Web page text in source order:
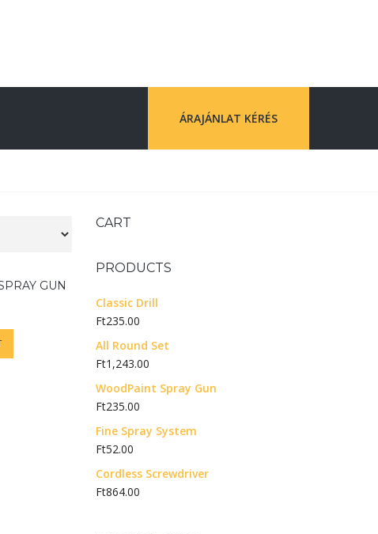
ÁRAJÁNLAT KÉRÉS
GUN
CART
PRODUCTS
Classic Drill
Ft235.00
All Round Set
Ft1,243.00
WoodPaint Spray Gun
Ft235.00
Fine Spray System
Ft52.00
Cordless Screwdriver
Ft864.00